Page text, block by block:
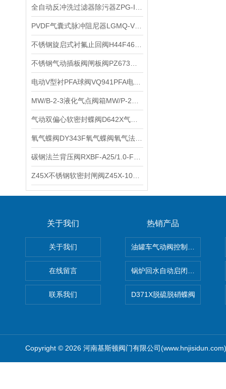
关于我们
关于我们
在线留言
联系我们
热销产品
油罐车气动阀控制气动组合
锅炉回水自动启闭阀KTH41X
D371X脱硫脱硝蝶阀
Copyright © 2026 河南基斯顿阀门有限公司